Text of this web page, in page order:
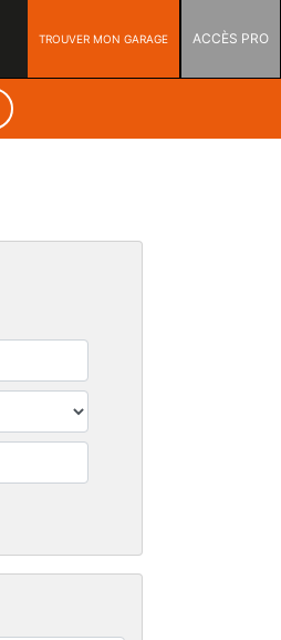
TROUVER MON GARAGE ACCÈS PRO